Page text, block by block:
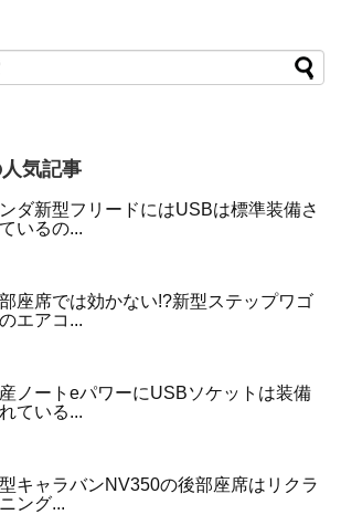
気記事
ダ新型フリードにはUSBは標準装備さ
いるの...
座席では効かない!?新型ステップワゴ
エアコ...
ノートeパワーにUSBソケットは装備
ている...
キャラバンNV350の後部座席はリクラ
ング...